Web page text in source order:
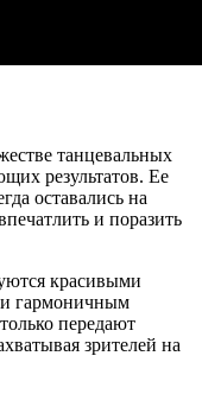
танцевальных
результатов. Ее
оставались на
и поразить
красивыми
гармоничным
передают
зрителей на